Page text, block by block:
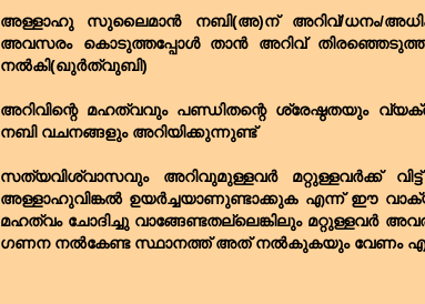
അള്ളാഹു സുലൈമാൻ നബി(അ)ന് അറിവ്/ധനം/
അവസരം കൊടുത്തപ്പോൾ താൻ അറിവ്
നൽകി(ഖുർത്വുബി)
അറിവിന്റെ മഹത്വവും പണ്ഡിതന്റെ ശ്രേഷ്ഠതയും
നബി വചനങ്ങളും അറിയിക്കുന്നുണ്ട്
സത്യവിശ്വാസവും അറിവുമുള്ളവർ മറ്റുള്ളവർക്ക്
അള്ളാഹുവിങ്കൽ ഉയർച്ചയാണുണ്ടാക്കുക എന്ന് ഈ
മഹത്വം ചോദിച്ചു വാങ്ങേണ്ടതല്ലെങ്കിലും മറ്റുള്ളവർ
ഗണന നൽകേണ്ട സ്ഥാനത്ത് അത് നൽകുകയും വേണം